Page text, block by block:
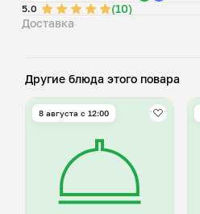
5.0
(10)
Доставка
Другие блюда этого повара
8 августа с 12:00